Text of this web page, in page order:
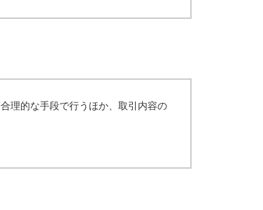
理的な手段で行うほか、取引内容の